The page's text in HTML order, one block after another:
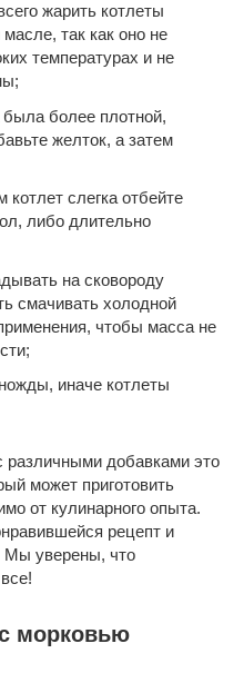
жарить котлеты
так как оно не
температурах и не
более плотной,
желток, а затем
слегка отбейте
либо длительно
на сковороду
смачивать холодной
чтобы масса не
иначе котлеты
различными добавками это
может приготовить
от кулинарного опыта.
рецепт и
Мы уверены, что
морковью